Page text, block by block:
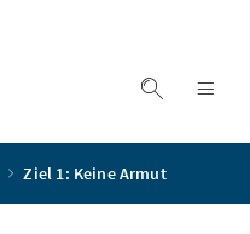
Suche
Ziel 1: Keine Armut